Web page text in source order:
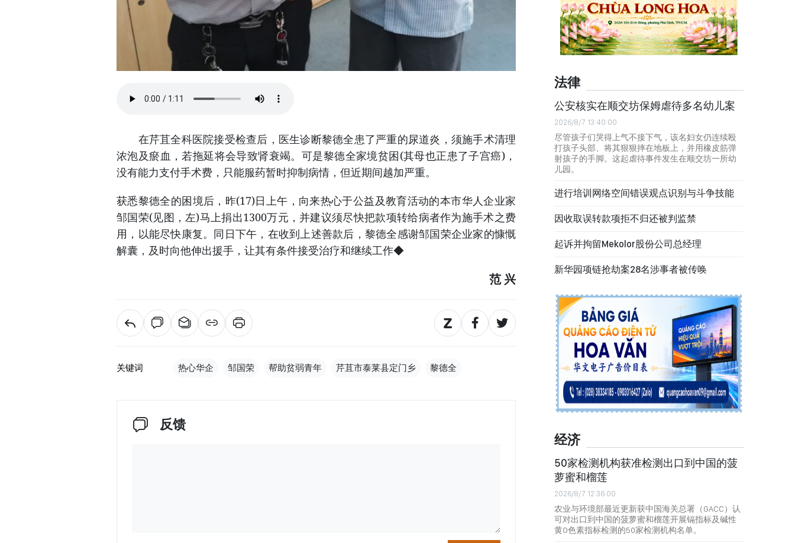
在芹苴全科医院接受检查后，医生诊断黎德全患了严重的尿道炎，须施手术清理
浓泡及瘀血，若拖延将会导致肾衰竭。可是黎德全家境贫困(其母也正患了子宫癌)，
没有能力支付手术费，只能服药暂时抑制病情，但近期间越加严重。
获悉黎德全的困境后，昨(17)日上午，向来热心于公益及教育活动的本市华人企业家
邹国荣(见图，左)马上捐出1300万元，并建议须尽快把款项转给病者作为施手术之费
用，以能尽快康复。同日下午，在收到上述善款后，黎德全感谢邹国荣企业家的慷慨
解囊，及时向他伸出援手，让其有条件接受治疗和继续工作◆
范 兴
关键词 热心华企 邹国荣 帮助贫弱青年 芹苴市泰莱县定门乡 黎德全
反馈
法律
公安核实在顺交坊保姆虐待多名幼儿案
2026/8/7 13:40:00
尽管孩子们哭得上气不接下气，该名妇女仍连续殴
打孩子头部、将其狠狠摔在地板上，并用橡皮筋弹
射孩子的手脚。这起虐待事件发生在顺交坊一所幼
儿园。
进行培训网络空间错误观点识别与斗争技能
因收取误转款项拒不归还被判监禁
起诉并拘留Mekolor股份公司总经理
新华园项链抢劫案28名涉事者被传唤
经济
50家检测机构获准检测出口到中国的菠
萝蜜和榴莲
2026/8/7 12:36:00
农业与环境部最近更新获中国海关总署（GACC）认
可对出口到中国的菠萝蜜和榴莲开展镉指标及碱性
黄O色素指标检测的50家检测机构名单。